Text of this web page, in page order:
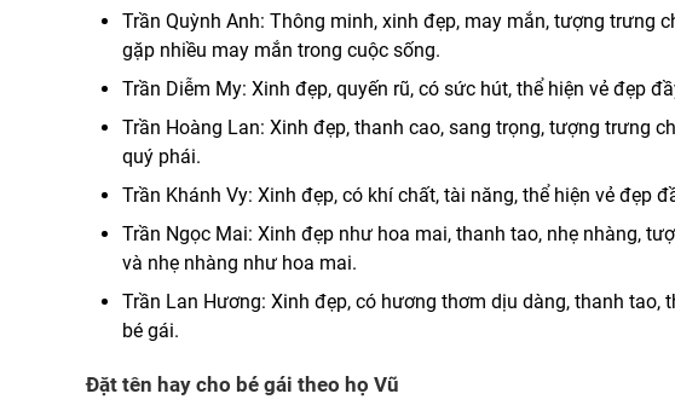
Trần Quỳnh Anh: Thông minh, xinh đẹp, may mắn, tượng trưng
gặp nhiều may mắn trong cuộc sống.
Trần Diễm My: Xinh đẹp, quyến rũ, có sức hút, thể hiện vẻ đẹp
Trần Hoàng Lan: Xinh đẹp, thanh cao, sang trọng, tượng trưng
quý phái.
Trần Khánh Vy: Xinh đẹp, có khí chất, tài năng, thể hiện vẻ đẹp
Trần Ngọc Mai: Xinh đẹp như hoa mai, thanh tao, nhẹ nhàng,
và nhẹ nhàng như hoa mai.
Trần Lan Hương: Xinh đẹp, có hương thơm dịu dàng, thanh tao,
bé gái.
Đặt tên hay cho bé gái theo họ Vũ